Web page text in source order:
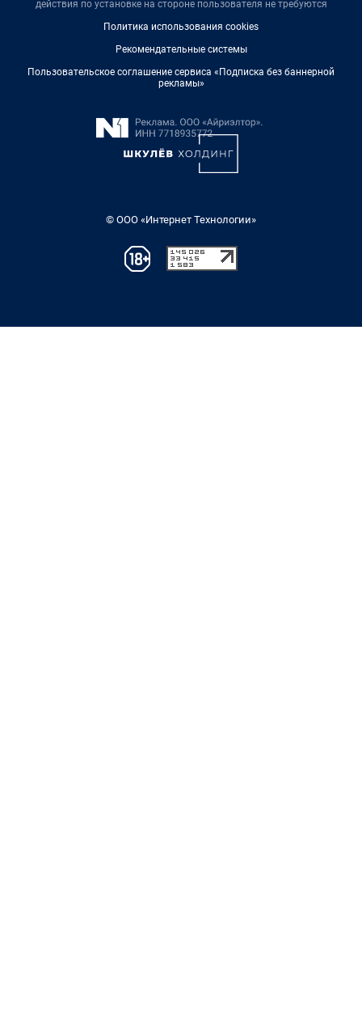
действия по установке на стороне пользователя не требуются
Политика использования cookies
Рекомендательные системы
Пользовательское соглашение сервиса «Подписка без баннерной
рекламы»
© ООО «Интернет Технологии»